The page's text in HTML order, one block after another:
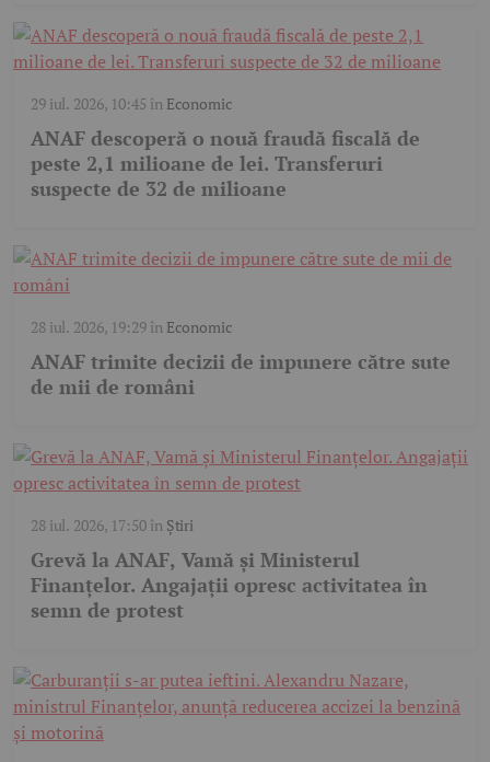
29 iul. 2026, 10:45 în Economic
ANAF descoperă o nouă fraudă fiscală de
peste 2,1 milioane de lei. Transferuri
suspecte de 32 de milioane
28 iul. 2026, 19:29în Economic
ANAF trimite decizii de impunere către sute
de mii de români
28 iul. 2026, 17:50în Știri
Grevă la ANAF, Vamă și Ministerul
Finanțelor. Angajații opresc activitatea în
semn de protest